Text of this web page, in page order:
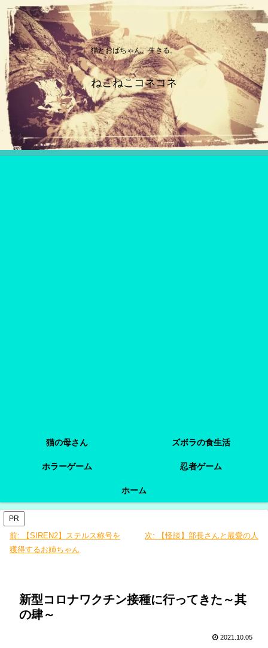
猫とおばちゃん、生きる。
ねこねこコネコネ
猫の母さん ズボラの食生活
ホラーゲーム 忍者ゲーム
ホーム
PR
前:
【SIREN2】ステルス称号を
獲得するお姉ちゃん
次: 【怪談】部長さんと最愛の人
新型コロナワクチン接種に行ってきた～其
の肆～
2021.10.05